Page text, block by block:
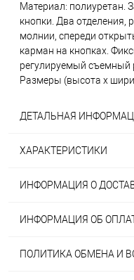
Материал: полиуретан.
кнопки. Два отделения,
молнии, спереди
карман на кнопках.
регулируемый съемный
Размеры (высота x
ДЕТАЛЬНАЯ
ХАРАКТЕРИСТИКИ
ИНФОРМАЦИЯ О
ИНФОРМАЦИЯ ОБ
ПОЛИТИКА ОБМЕНА И